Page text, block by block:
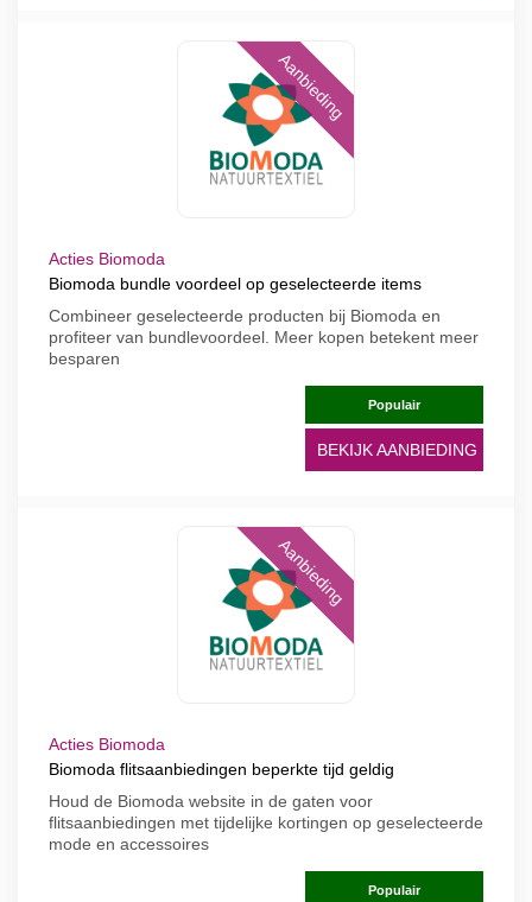
Aanbieding
Acties Biomoda
Biomoda bundle voordeel op geselecteerde items
Combineer geselecteerde producten bij Biomoda en
profiteer van bundlevoordeel. Meer kopen betekent meer
besparen
Populair
BEKIJK AANBIEDING
Aanbieding
Acties Biomoda
Biomoda flitsaanbiedingen beperkte tijd geldig
Houd de Biomoda website in de gaten voor
flitsaanbiedingen met tijdelijke kortingen op geselecteerde
mode en accessoires
Populair